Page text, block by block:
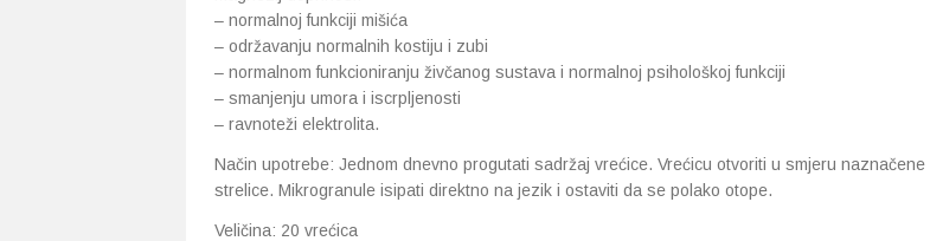
– normalnoj funkciji mišića
– održavanju normalnih kostiju i zubi
– normalnom funkcioniranju živčanog sustava i normalnoj psihološkoj funkciji
– smanjenju umora i iscrpljenosti
– ravnoteži elektrolita.
Način upotrebe: Jednom dnevno progutati sadržaj vrećice. Vrećicu otvoriti u smjeru naznačene
strelice. Mikrogranule isipati direktno na jezik i ostaviti da se polako otope.
Veličina: 20 vrećica